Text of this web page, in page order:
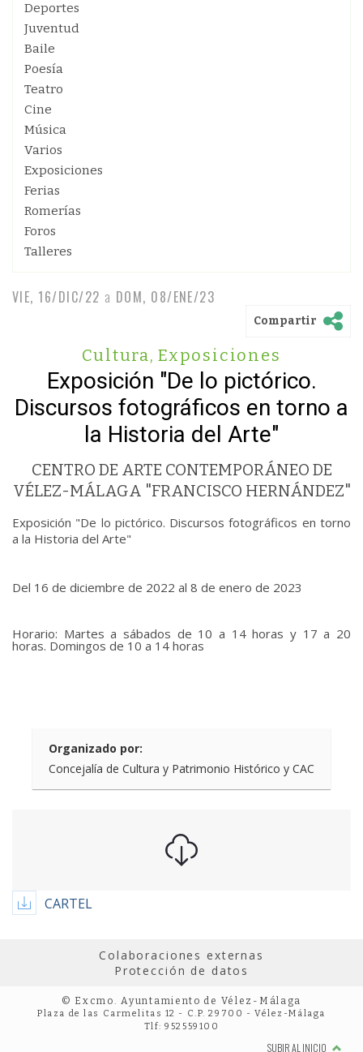
Deportes
Juventud
Baile
Poesía
Teatro
Cine
Música
Varios
Exposiciones
Ferias
Romerías
Foros
Talleres
VIE, 16/DIC/22 a DOM, 08/ENE/23
Compartir
Cultura, Exposiciones
Exposición "De lo pictórico.
Discursos fotográficos en torno a
la Historia del Arte"
CENTRO DE ARTE CONTEMPORÁNEO DE
VÉLEZ-MÁLAGA "FRANCISCO HERNÁNDEZ"
Exposición "De lo pictórico. Discursos fotográficos en torno
a la Historia del Arte"
Del 16 de diciembre de 2022 al 8 de enero de 2023
Horario: Martes a sábados de 10 a 14 horas y 17 a 20
horas. Domingos de 10 a 14 horas
Organizado por:
Concejalía de Cultura y Patrimonio Histórico y CAC
CARTEL
Colaboraciones externas
Protección de datos
© Excmo. Ayuntamiento de Vélez-Málaga
Plaza de las Carmelitas 12 - C.P. 29700 - Vélez-Málaga
Tlf: 952559100
SUBIR AL INICIO